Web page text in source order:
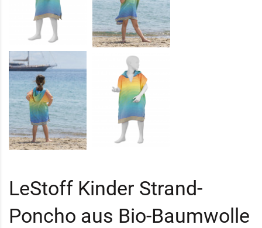
LeStoff Kinder Strand-
Poncho aus Bio-Baumwolle